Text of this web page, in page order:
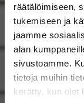
räätälöimiseen,
tukemiseen ja
jaamme
alan
sivustoamme.
tietoja muihin
kerätty, kun olet